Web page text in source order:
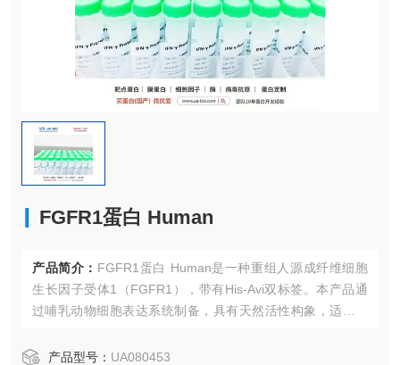
FGFR1蛋白 Human
产品简介： FGFR1蛋白 Human是一种重组人源成纤维细胞
生长因子受体1（FGFR1），带有His-Avi双标签。本产品通
过哺乳动物细胞表达系统制备，具有天然活性构象，适用于
产品型号： UA080453